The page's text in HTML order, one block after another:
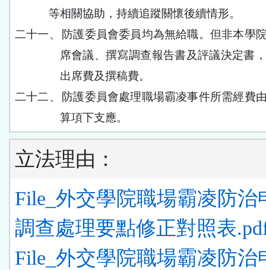
等相關協助，持續追蹤關懷後續情形。
二十一、
防護委員會委員均為無給職。但非本學
席會議、撰寫調查報告書及評議決定書
出席費及撰稿費。
二十二、
防護委員會處理職場霸凌事件所需經費
算項下支應。
立法理由：
File_外交學院職場霸凌防治
調查處理要點修正對照表
File_外交學院職場霸凌防治